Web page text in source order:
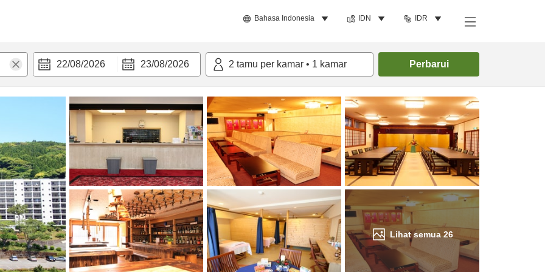
Bahasa Indonesia IDN IDR
22/08/2026 23/08/2026 2 tamu per kamar • 1 kamar Perbarui
Lihat semua26
Cari kamar